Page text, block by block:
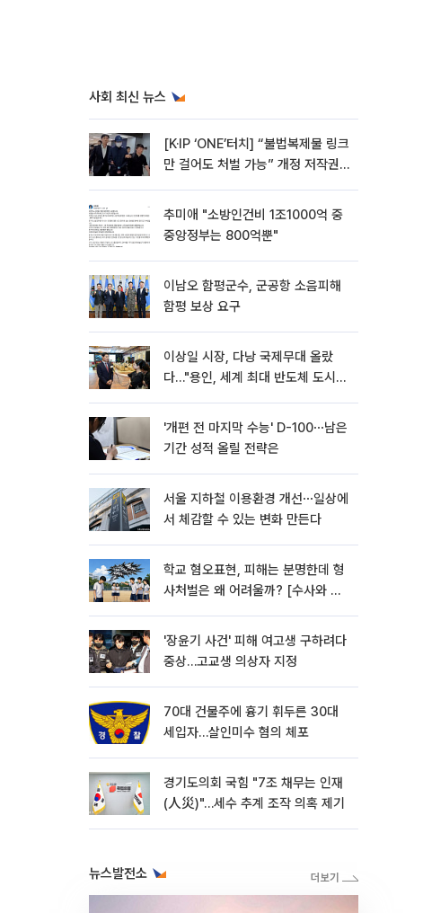
사회 최신 뉴스
[K·IP ‘ONE’터치] “불법복제물 링크
만 걸어도 처벌 가능” 개정 저작권
추미애 "소방인건비 1조1000억 중
중앙정부는 800억뿐"
이남오 함평군수, 군공항 소음피해
함평 보상 요구
이상일 시장, 다낭 국제무대 올랐
다…"용인, 세계 최대 반도체 도시
'개편 전 마지막 수능' D-100⋯남은
기간 성적 올릴 전략은
서울 지하철 이용환경 개선⋯일상에
서 체감할 수 있는 변화 만든다
학교 혐오표현, 피해는 분명한데 형
사처벌은 왜 어려울까? [수사와 재
'장윤기 사건' 피해 여고생 구하려다
중상…고교생 의상자 지정
70대 건물주에 흉기 휘두른 30대
세입자…살인미수 혐의 체포
경기도의회 국힘 "7조 채무는 인재
(人災)"…세수 추계 조작 의혹 제기
뉴스발전소